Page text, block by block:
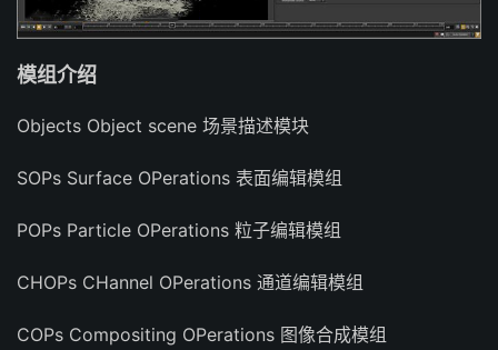
模组介绍
Objects Object scene 场景描述模块
SOPs Surface OPerations 表面编辑模组
POPs Particle OPerations 粒子编辑模组
CHOPs CHannel OPerations 通道编辑模组
COPs Compositing OPerations 图像合成模组